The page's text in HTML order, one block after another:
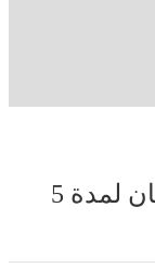
خلاط بيديه صيني أصلي مع ضمان لمدة 5